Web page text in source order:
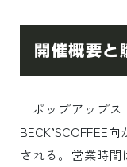
開催概要と
ポップアップス
BECK’SCOFFEE
される。営業時間